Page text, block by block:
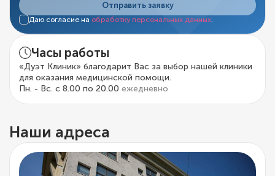
Отправить заявку
Даю согласие на обработку персональных данных.
Часы работы
«Дуэт Клиник» благодарит Вас за выбор нашей клиники
для оказания медицинской помощи.
Пн. - Вс. с 8.00 по 20.00 ежедневно
Наши адреса